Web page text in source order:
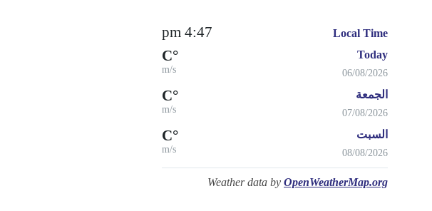
Local Time
4:47 pm
Today
06/08/2026
°C
m/s
الجمعة
07/08/2026
°C
m/s
السبت
08/08/2026
°C
m/s
Weather data by OpenWeatherMap.org